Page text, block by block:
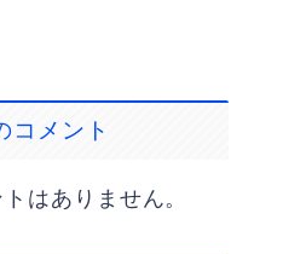
コメント
はありません。